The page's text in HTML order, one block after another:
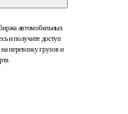
автомобильных
и получите доступ
перевозку грузов и